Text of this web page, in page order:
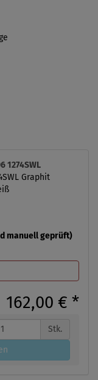
1274SWL
Graphit
manuell geprüft)
162,00 € *
Stk.